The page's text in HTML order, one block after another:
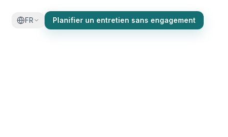
FR Planifier un entretien sans engagement